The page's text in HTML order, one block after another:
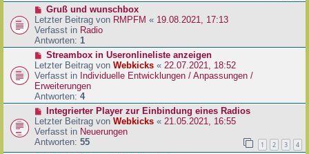
r
a
g
B
e
i
t
a
g
N
e
u
e
r
B
e
i
t
r
a
g
Gruß und wunschbox
Letzter Beitrag von RMPFM « 19.08.2021, 17:13
Verfasst in Radio
Antworten: 1
N
e
u
e
r
B
e
i
t
r
Streambox in Useronlineliste anzeigen
Letzter Beitrag von Webkicks « 22.07.2021, 18:52
Verfasst in Individuelle Entwicklungen / Anpassungen /
Erweiterungen
Antworten: 4
N
e
u
e
r
Integrierter Player zur Einbindung eines Radios
Letzter Beitrag von Webkicks « 21.05.2021, 16:55
Verfasst in Neuerungen
Antworten: 55 1 2 3 4